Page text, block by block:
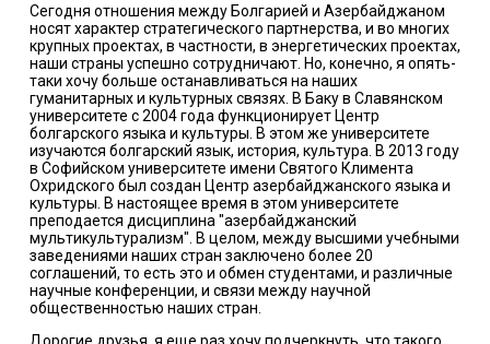
Сегодня отношения между Болгарией и Азербайджаном
носят характер стратегического партнерства, и во многих
крупных проектах, в частности, в энергетических проектах,
наши страны успешно сотрудничают. Но, конечно, я опять-
таки хочу больше останавливаться на наших
гуманитарных и культурных связях. В Баку в Славянском
университете с 2004 года функционирует Центр
болгарского языка и культуры. В этом же университете
изучаются болгарский язык, история, культура. В 2013 году
в Софийском университете имени Святого Климента
Охридского был создан Центр азербайджанского языка и
культуры. В настоящее время в этом университете
преподается дисциплина "азербайджанский
мультикультурализм". В целом, между высшими учебными
заведениями наших стран заключено более 20
соглашений, то есть это и обмен студентами, и различные
научные конференции, и связи между научной
общественностью наших стран.
Дорогие друзья, я еще раз хочу подчеркнуть, что такого